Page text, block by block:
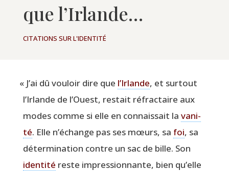
que l’Irlande…
CITATIONS SUR L'IDENTITÉ
« J’ai dû vou­loir dire que l’Ir­lande, et sur­tout
l’Ir­lande de l’Ouest, res­tait réfrac­taire aux
modes comme si elle en connais­sait la vani­
té. Elle n’é­change pas ses mœurs, sa foi, sa
déter­mi­na­tion contre un sac de bille. Son
iden­ti­té reste impres­sion­nante, bien qu’elle